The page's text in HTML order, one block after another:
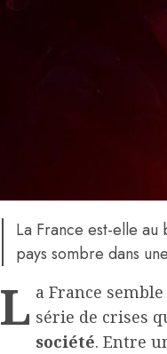
La France est-elle
pays sombre dans
L a France
série de crises
société. Entre